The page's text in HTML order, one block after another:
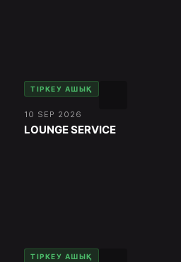
ТІРКЕУ АШЫҚ
10 SEP 2026
LOUNGE SERVICE
ТІРКЕУ АШЫҚ